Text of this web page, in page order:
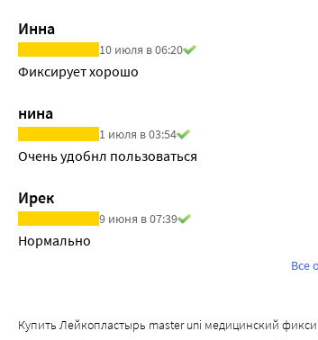
Инна
10 июля в 06:20
Фиксирует хорошо
нина
1 июля в 03:54
Очень удобнл пользоваться
Ирек
9 июня в 07:39
Нормально
Все
Купить Лейкопластырь master uni медицинский